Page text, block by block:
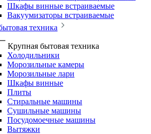
Шкафы винные встраиваемые
Вакуумизаторы встраиваемые
техника
Крупная бытовая техника
Холодильники
Морозильные камеры
Морозильные лари
Шкафы винные
Плиты
Стиральные машины
Сушильные машины
Посудомоечные машины
Вытяжки